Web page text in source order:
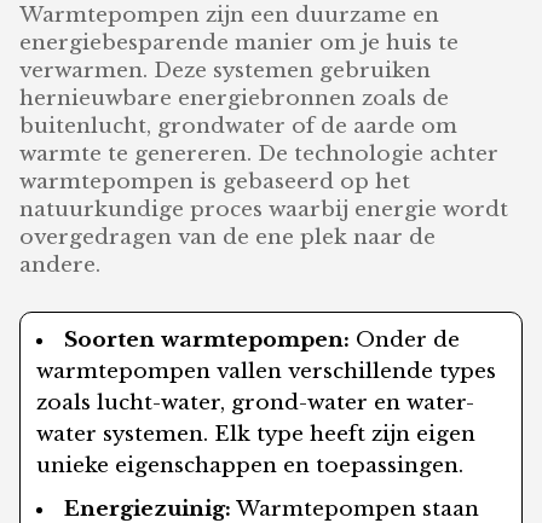
Warmtepompen zijn een duurzame en
energiebesparende manier om je huis te
verwarmen. Deze systemen gebruiken
hernieuwbare energiebronnen zoals de
buitenlucht, grondwater of de aarde om
warmte te genereren. De technologie achter
warmtepompen is gebaseerd op het
natuurkundige proces waarbij energie wordt
overgedragen van de ene plek naar de
andere.
Soorten warmtepompen: Onder de
warmtepompen vallen verschillende types
zoals lucht-water, grond-water en water-
water systemen. Elk type heeft zijn eigen
unieke eigenschappen en toepassingen.
Energiezuinig: Warmtepompen staan